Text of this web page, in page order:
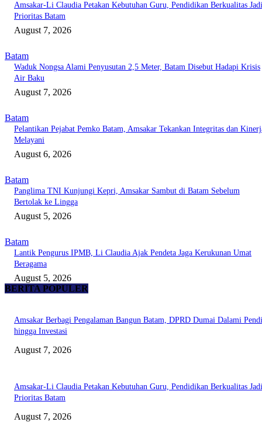
Amsakar-Li Claudia Petakan Kebutuhan Guru, Pendidikan Berkualitas Jadi
Prioritas Batam
August 7, 2026
Batam
Waduk Nongsa Alami Penyusutan 2,5 Meter, Batam Disebut Hadapi Krisis
Air Baku
August 7, 2026
Batam
Pelantikan Pejabat Pemko Batam, Amsakar Tekankan Integritas dan
Melayani
August 6, 2026
Batam
Panglima TNI Kunjungi Kepri, Amsakar Sambut di Batam Sebelum
Bertolak ke Lingga
August 5, 2026
Batam
Lantik Pengurus IPMB, Li Claudia Ajak Pendeta Jaga Kerukunan Umat
Beragama
August 5, 2026
BERITA POPULER
Amsakar Berbagi Pengalaman Bangun Batam, DPRD Dumai Dalami
hingga Investasi
August 7, 2026
Amsakar-Li Claudia Petakan Kebutuhan Guru, Pendidikan Berkualitas Jadi
Prioritas Batam
August 7, 2026